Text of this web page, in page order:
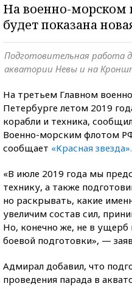
На военно-морском
будет показана
Подготовительная работа
акватории Невы и на
На третьем Главном
Петербурге летом 2019
корабли и техника,
Военно-морским флотом
сообщает «Красная звезда».
«В июле 2019 года мы
технику, а также
но раскрывать, какие
увеличим состав сил,
Но, конечно же, не в
боевой подготовки», —
Адмирал добавил, что
проведения парада в